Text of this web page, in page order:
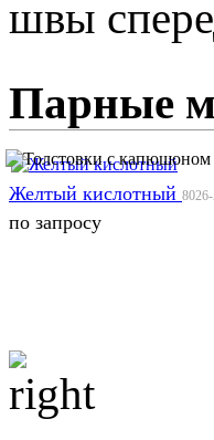
швы
Парные
Желтый кислотный
по запросу